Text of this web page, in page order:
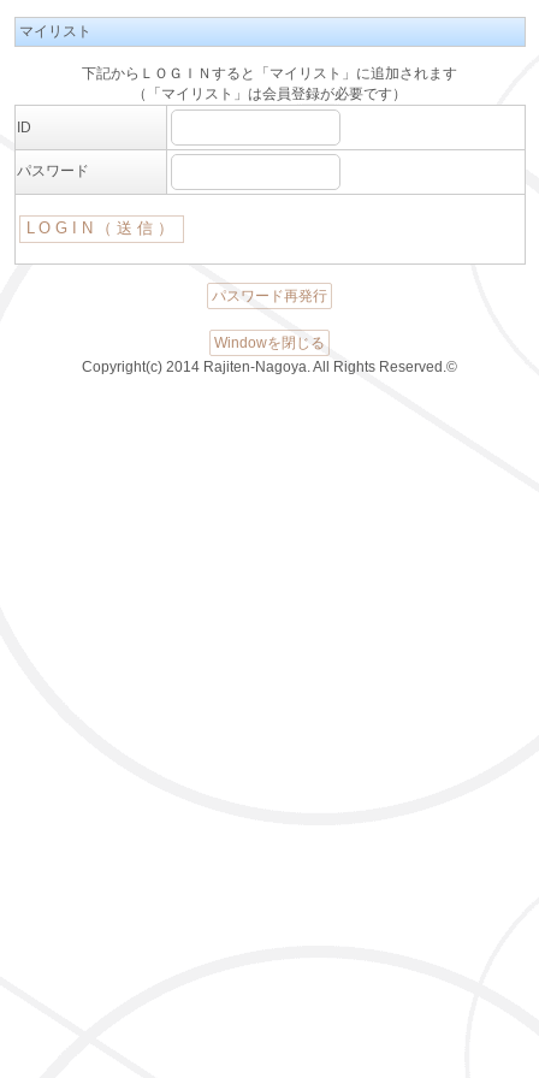
マイリスト
下記からＬＯＧＩＮすると「マイリスト」に追加されます
（「マイリスト」は会員登録が必要です）
ID
パスワード
パスワード再発行
Windowを閉じる
Copyright(c) 2014 Rajiten-Nagoya. All Rights Reserved.©